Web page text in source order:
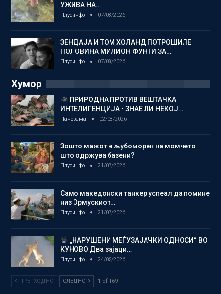
УЖИВА НА…
Плусинфо 07/08/2026
ЗЕНДАЈА И ТОМ ХОЛАНД ПОТРОШИЛЕ
ПОЛОВИНА МИЛИОН ФУНТИ ЗА…
Плусинфо 07/08/2026
Хумор
ПРИРОДНА ПРОТИВ ВЕШТАЧКА
ИНТЕЛИГЕНЦИЈА • ЗНАЕ ЛИ НЕКОЈ…
Панорама 02/08/2026
Зошто мажот е љубоморен на момчето
што одржува базени?
Плусинфо 21/07/2026
Само македонски танкер успеал да помине
низ Ормускиот…
Плусинфо 21/07/2026
„НАРУШЕНИ МЕЃУЗАЈАЧКИ ОДНОСИ“ ВО
КУНОВО Два зајаци…
Плусинфо 24/05/2026
ПРЕТХОДНО СЛЕДНО 1 of 169